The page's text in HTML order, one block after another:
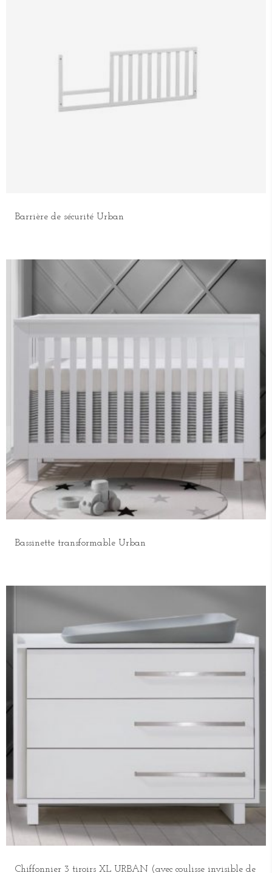
Barrière de sécurité Urban
Bassinette transformable Urban
Chiffonnier 3 tiroirs XL URBAN (avec coulisse invisible de